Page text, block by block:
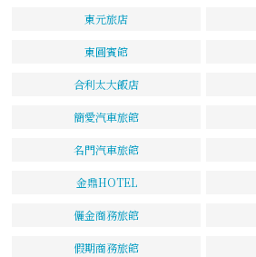
東元旅店
東圓賓館
合利太大飯店
簡愛汽車旅館
名門汽車旅館
金鼎HOTEL
儷金商務旅館
假期商務旅館